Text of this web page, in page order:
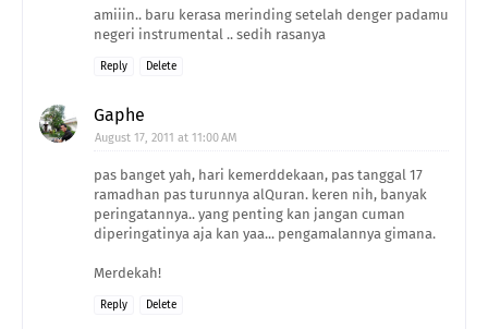
amiiin.. baru kerasa merinding setelah denger padamu
negeri instrumental .. sedih rasanya
Reply Delete
Gaphe
August 17, 2011 at 11:00 AM
pas banget yah, hari kemerddekaan, pas tanggal 17
ramadhan pas turunnya alQuran. keren nih, banyak
peringatannya.. yang penting kan jangan cuman
diperingatinya aja kan yaa... pengamalannya gimana.
Merdekah!
Reply Delete